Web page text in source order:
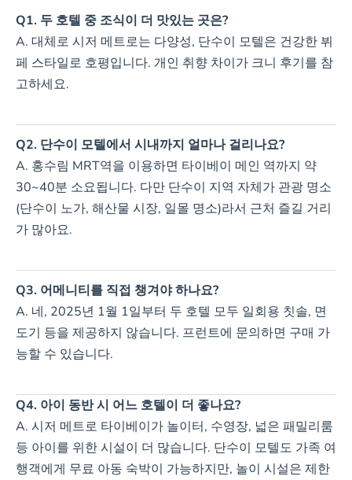
Q1. 두 호텔 중 조식이 더 맛있는 곳은?
A. 대체로 시저 메트로는 다양성, 단수이 모텔은 건강한 뷔
페 스타일로 호평입니다. 개인 취향 차이가 크니 후기를 참
고하세요.
Q2. 단수이 모텔에서 시내까지 얼마나 걸리나요?
A. 홍수림 MRT역을 이용하면 타이베이 메인 역까지 약
30~40분 소요됩니다. 다만 단수이 지역 자체가 관광 명소
(단수이 노가, 해산물 시장, 일몰 명소)라서 근처 즐길 거리
가 많아요.
Q3. 어메니티를 직접 챙겨야 하나요?
A. 네, 2025년 1월 1일부터 두 호텔 모두 일회용 칫솔, 면
도기 등을 제공하지 않습니다. 프런트에 문의하면 구매 가
능할 수 있습니다.
Q4. 아이 동반 시 어느 호텔이 더 좋나요?
A. 시저 메트로 타이베이가 놀이터, 수영장, 넓은 패밀리룸
등 아이를 위한 시설이 더 많습니다. 단수이 모텔도 가족 여
행객에게 무료 아동 숙박이 가능하지만, 놀이 시설은 제한